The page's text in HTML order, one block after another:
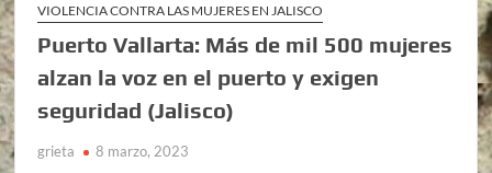
VIOLENCIA CONTRA LAS MUJERES EN JALISCO
Puerto Vallarta: Más de mil 500 mujeres
alzan la voz en el puerto y exigen
seguridad (Jalisco)
grieta 8 marzo, 2023